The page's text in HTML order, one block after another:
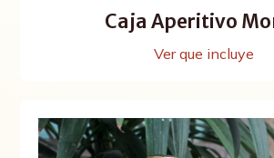
Caja Aperitivo
Ver que incluye